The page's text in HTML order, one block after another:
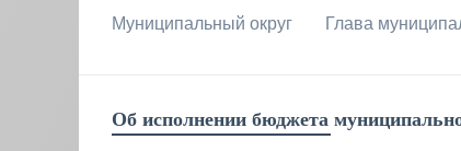
Муниципальный округ Глава
Об исполнении бюджета